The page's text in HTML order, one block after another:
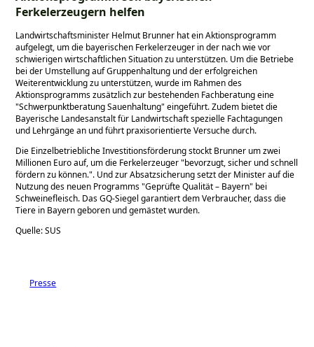
Ferkelerzeugern helfen
Landwirtschaftsminister Helmut Brunner hat ein Aktionsprogramm
aufgelegt, um die bayerischen Ferkelerzeuger in der nach wie vor
schwierigen wirtschaftlichen Situation zu unterstützen. Um die Betriebe
bei der Umstellung auf Gruppenhaltung und der erfolgreichen
Weiterentwicklung zu unterstützen, wurde im Rahmen des
Aktionsprogramms zusätzlich zur bestehenden Fachberatung eine
Schwerpunktberatung Sauenhaltung eingeführt. Zudem bietet die
Bayerische Landesanstalt für Landwirtschaft spezielle Fachtagungen
und Lehrgänge an und führt praxisorientierte Versuche durch.
Die Einzelbetriebliche Investitionsförderung stockt Brunner um zwei
Millionen Euro auf, um die Ferkelerzeuger bevorzugt, sicher und schnell
fördern zu können. . Und zur Absatzsicherung setzt der Minister auf die
Nutzung des neuen Programms Geprüfte Qualität – Bayern bei
Schweinefleisch. Das GQ-Siegel garantiert dem Verbraucher, dass die
Tiere in Bayern geboren und gemästet wurden.
Quelle: SUS
Presse